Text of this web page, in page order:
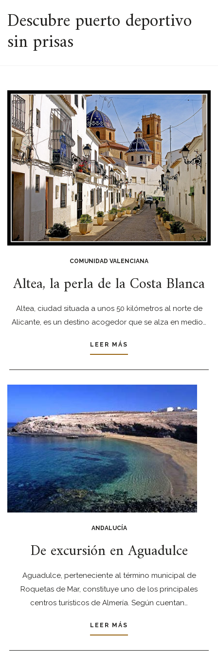
ESPACIO
Descubre puerto deportivo
sin prisas
COMUNIDAD VALENCIANA
Altea, la perla de la Costa Blanca
Altea, ciudad situada a unos 50 kilómetros al norte de
Alicante, es un destino acogedor que se alza en medio…
LEER MÁS
ANDALUCÍA
De excursión en Aguadulce
Aguadulce, perteneciente al término municipal de
Roquetas de Mar, constituye uno de los principales
centros turísticos de Almería. Según cuentan…
LEER MÁS